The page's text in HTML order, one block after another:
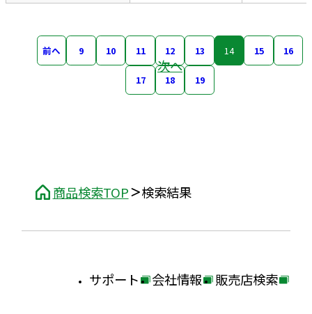
商品検索TOP 検索結果
前へ 9 10 11 12 13 14 15 16
17 18 19
次へ
外
サポート
外
会社情報
外
販売店検索